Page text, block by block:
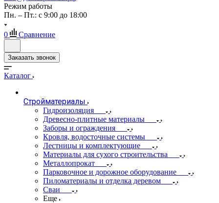
Режим работы
Пн. – Пт.: с 9:00 до 18:00
0 Сравнение
Заказать звонок
Каталог
Стройматериалы
Гидроизоляция
Древесно-плитные материалы
Заборы и ограждения
Кровля, водосточные системы
Лестницы и комплектующие
Материалы для сухого строительства
Металлопрокат
Парковочное и дорожное оборудование
Пиломатериалы и отделка деревом
Сваи
Еще